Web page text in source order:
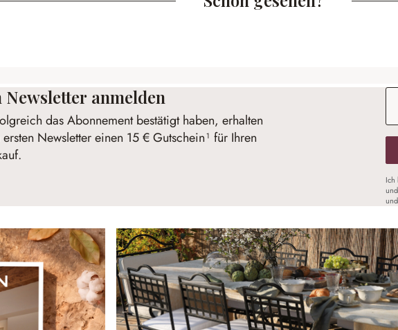
Newsletter anmelden
das Abonnement bestätigt haben, erhalten
Newsletter einen 15 € Gutschein¹ für Ihren
E-
Ich